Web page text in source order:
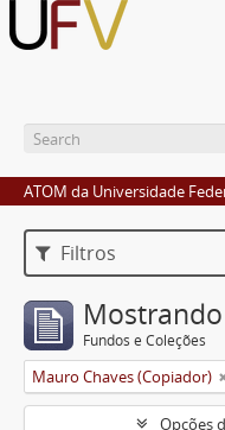
ATOM da Universidade
Filtros
Fundos e Coleções
Mauro Chaves (Copiador)
Opções